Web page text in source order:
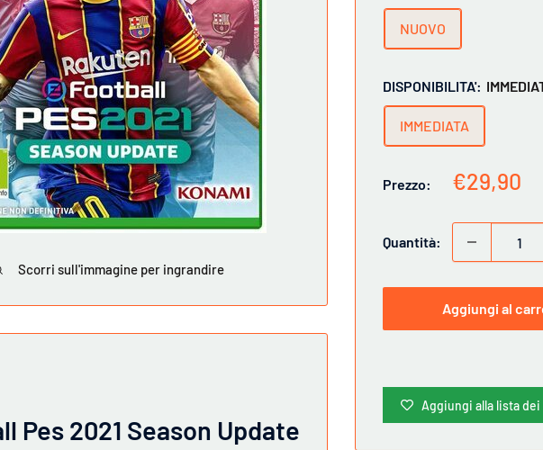
Scorri sull'immagine per ingrandire
NUOVO
DISPONIBILITA':
IMMEDIATA
Prezzo:
Prezzo
€29,90
Quantità:
Aggiungi al
Aggiungi alla lista
Pes 2021 Season Update